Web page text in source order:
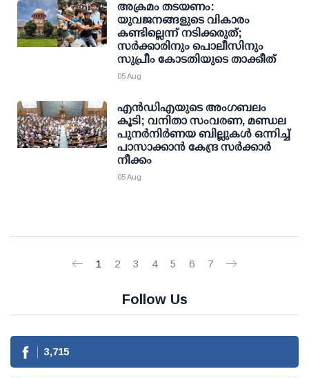
അക്രമം തടയണം:
യുവജനങ്ങളുടെ വികാരം
കണ്ടില്ലെന്ന് നടിക്കരുത്;
സര്‍ക്കാരിനും പൊലീസിനും
സുപ്രീം കോടതിയുടെ താക്കീത്
05 Aug
എന്‍ഡിഎയുടെ അംഗബലം
കൂടി; വനിതാ സംവരണ, മണ്ഡല
പുനര്‍നിര്‍ണയ ബില്ലുകള്‍ ഒന്നിച്ച്
പാസാക്കാന്‍ കേന്ദ്ര സര്‍ക്കാര്‍
നീക്കം
05 Aug
1 2 3 4 5 6 7
Follow Us
3,715